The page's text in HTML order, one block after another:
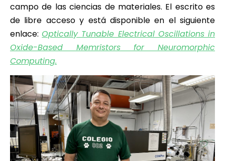
campo de las ciencias de materiales. El escrito es
de libre acceso y está disponible en el siguiente
enlace:Optically Tunable Electrical Oscillations in
Oxide-Based Memristors for Neuromorphic
Computing.